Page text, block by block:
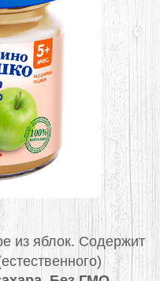
из яблок. Содержит